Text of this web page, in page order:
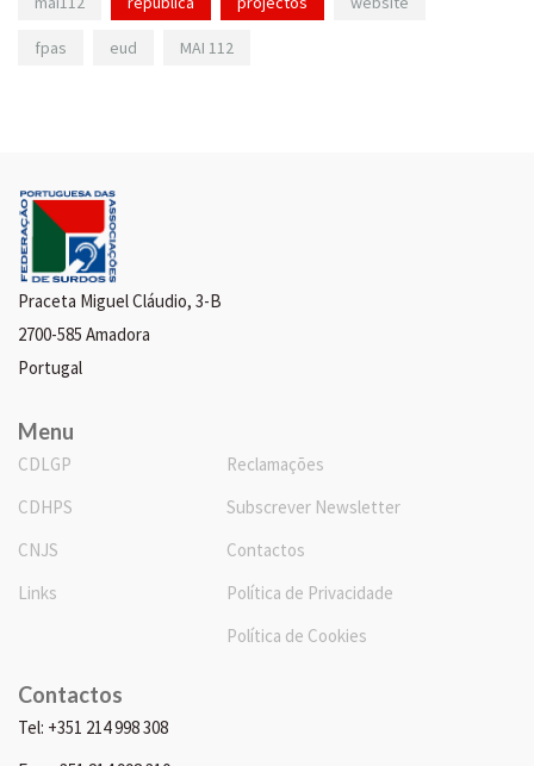
fpas eud MAI 112
Praceta Miguel Cláudio, 3-B
2700-585 Amadora
Portugal
Menu
CDLGP
CDHPS
CNJS
Links
Reclamações
Subscrever Newsletter
Contactos
Política de Privacidade
Política de Cookies
Contactos
Tel: +351 214 998 308